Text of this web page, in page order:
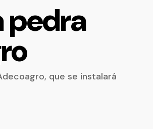
pedra
que se instalará